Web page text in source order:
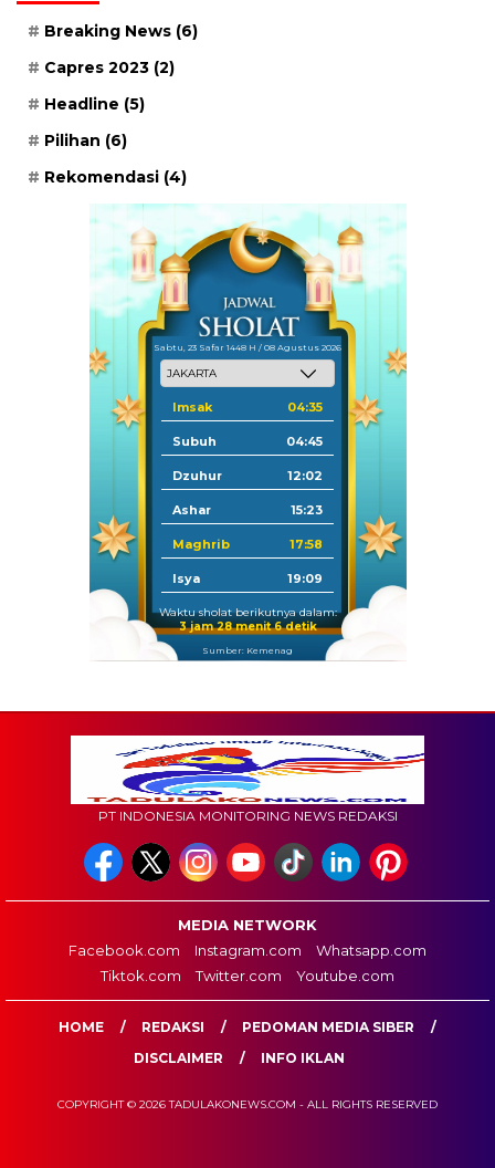
Breaking News (6)
Capres 2023 (2)
Headline (5)
Pilihan (6)
Rekomendasi (4)
Sabtu, 23 Safar 1448 H / 08 Agustus 2026
Imsak 04:35
Subuh 04:45
Dzuhur 12:02
Ashar 15:23
Maghrib 17:58
Isya 19:09
Waktu sholat berikutnya dalam:
3 jam 28 menit 5 detik
Sumber: Kemenag
PT INDONESIA MONITORING NEWS REDAKSI
MEDIA NETWORK
Facebook.com
Instagram.com
Whatsapp.com
Tiktok.com
Twitter.com Youtube.com
HOME REDAKSI
PEDOMAN MEDIA SIBER
DISCLAIMER
INFO IKLAN
COPYRIGHT © 2026 TADULAKONEWS.COM - ALL RIGHTS RESERVED